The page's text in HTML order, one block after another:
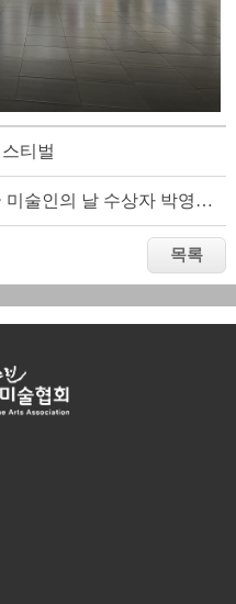
티벌
제16회 대한민국 미술인의 날 수상자 박영우 상임이사